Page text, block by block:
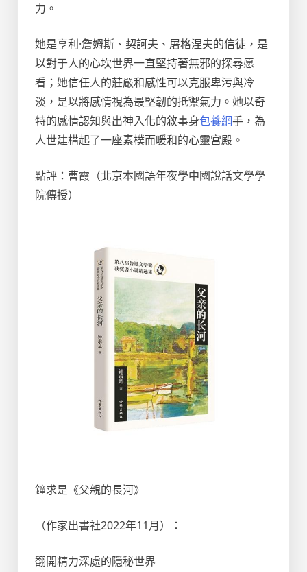
力。
她是亨利·詹姆斯、契訶夫、屠格涅夫的信徒，是
以對于人的心坎世界一直堅持著無邪的探尋愿
看；她信任人的莊嚴和感性可以克服卑污與冷
淡，是以將感情視為最堅韌的抵禦氣力。她以奇
特的感情認知與出神入化的敘事身包養網手，為
人世建構起了一座素樸而暖和的心靈宮殿。
點評：曹霞（北京本國語年夜學中國說話文學學
院傳授）
鐘求是《父親的長河》
（作家出書社2022年11月）：
翻開精力深處的隱秘世界